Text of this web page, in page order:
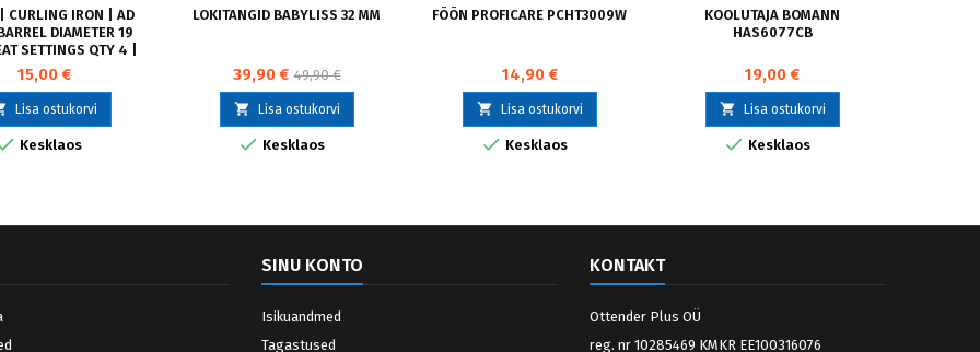
CURLING IRON | AD
DIAMETER 19
SETTINGS QTY 4 |
W | BLACK | PINK
15,00 €
Lisa ostukorvi
Kesklaos
LOKITANGID BABYLISS 32 MM
39,90 € 49,90 €
 Lisa ostukorvi
 Kesklaos
FÖÖN PROFICARE PCHT3009W
14,90 €
 Lisa ostukorvi
 Kesklaos
KOOLUTAJA BOMANN
HAS6077CB
19,00 €
 Lisa ostukorvi
 Kesklaos
SINU KONTO
Isikuandmed
Tagastused
KONTAKT
Ottender Plus OÜ
reg. nr 10285469 KMKR EE100316076